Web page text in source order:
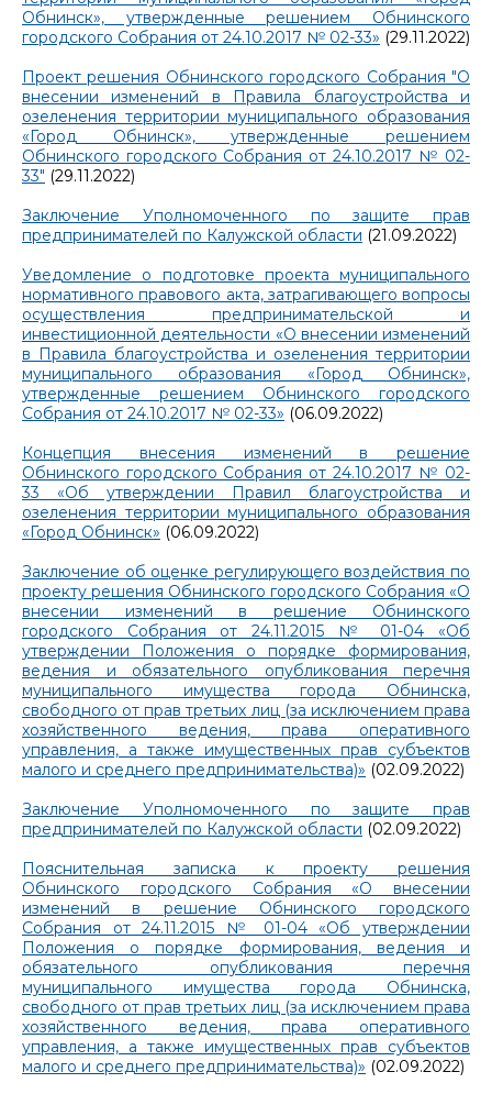
Обнинск», утвержденные решением Обнинского
городского Собрания от 24.10.2017 № 02-33» (29.11.2022)
Проект решения Обнинского городского Собрания "О
внесении изменений в Правила благоустройства и
озеленения территории муниципального образования
«Город Обнинск», утвержденные решением
Обнинского городского Собрания от 24.10.2017 № 02-
33" (29.11.2022)
Заключение Уполномоченного по защите прав
предпринимателей по Калужской области (21.09.2022)
Уведомление о подготовке проекта муниципального
нормативного правового акта, затрагивающего вопросы
осуществления предпринимательской и
инвестиционной деятельности «О внесении изменений
в Правила благоустройства и озеленения территории
муниципального образования «Город Обнинск»,
утвержденные решением Обнинского городского
Собрания от 24.10.2017 № 02-33» (06.09.2022)
Концепция внесения изменений в решение
Обнинского городского Собрания от 24.10.2017 № 02-
33 «Об утверждении Правил благоустройства и
озеленения территории муниципального образования
«Город Обнинск» (06.09.2022)
Заключение об оценке регулирующего воздействия по
проекту решения Обнинского городского Собрания «О
внесении изменений в решение Обнинского
городского Собрания от 24.11.2015 № 01-04 «Об
утверждении Положения о порядке формирования,
ведения и обязательного опубликования перечня
муниципального имущества города Обнинска,
свободного от прав третьих лиц (за исключением права
хозяйственного ведения, права оперативного
управления, а также имущественных прав субъектов
малого и среднего предпринимательства)» (02.09.2022)
Заключение Уполномоченного по защите прав
предпринимателей по Калужской области (02.09.2022)
Пояснительная записка к проекту решения
Обнинского городского Собрания «О внесении
изменений в решение Обнинского городского
Собрания от 24.11.2015 № 01-04 «Об утверждении
Положения о порядке формирования, ведения и
обязательного опубликования перечня
муниципального имущества города Обнинска,
свободного от прав третьих лиц (за исключением права
хозяйственного ведения, права оперативного
управления, а также имущественных прав субъектов
малого и среднего предпринимательства)» (02.09.2022)